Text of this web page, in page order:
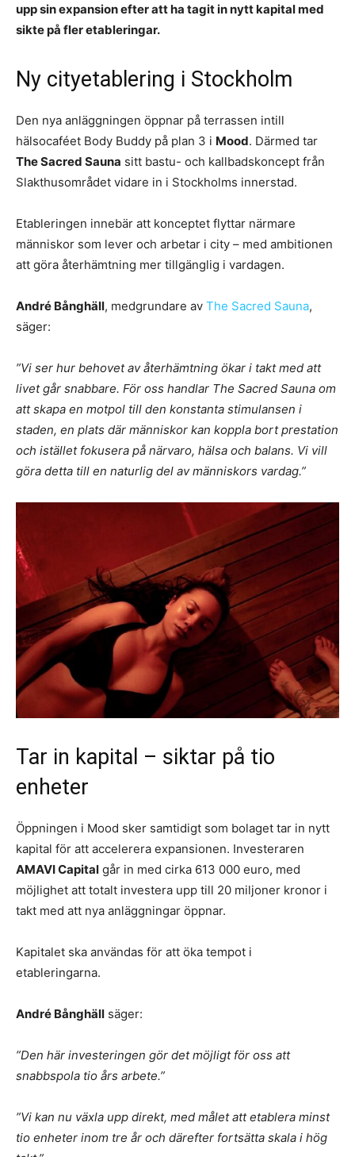
upp sin expansion efter att ha tagit in nytt kapital med
sikte på fler etableringar.
Ny cityetablering i Stockholm
Den nya anläggningen öppnar på terrassen intill
hälsocaféet Body Buddy på plan 3 i Mood. Därmed tar
The Sacred Sauna sitt bastu- och kallbadskoncept från
Slakthusområdet vidare in i Stockholms innerstad.
Etableringen innebär att konceptet flyttar närmare
människor som lever och arbetar i city – med ambitionen
att göra återhämtning mer tillgänglig i vardagen.
André Bånghäll, medgrundare av The Sacred Sauna,
säger:
”Vi ser hur behovet av återhämtning ökar i takt med att
livet går snabbare. För oss handlar The Sacred Sauna om
att skapa en motpol till den konstanta stimulansen i
staden, en plats där människor kan koppla bort prestation
och istället fokusera på närvaro, hälsa och balans. Vi vill
göra detta till en naturlig del av människors vardag.”
Tar in kapital – siktar på tio
enheter
Öppningen i Mood sker samtidigt som bolaget tar in nytt
kapital för att accelerera expansionen. Investeraren
AMAVI Capital går in med cirka 613 000 euro, med
möjlighet att totalt investera upp till 20 miljoner kronor i
takt med att nya anläggningar öppnar.
Kapitalet ska användas för att öka tempot i
etableringarna.
André Bånghäll säger:
”Den här investeringen gör det möjligt för oss att
snabbspola tio års arbete.”
”Vi kan nu växla upp direkt, med målet att etablera minst
tio enheter inom tre år och därefter fortsätta skala i hög